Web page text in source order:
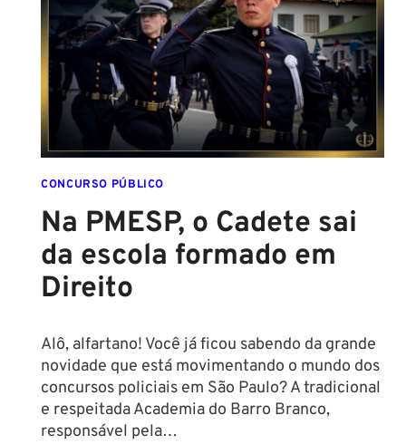
AS
NOVAS
REGRAS!
ALTURA
MÍNIMA
PARA
CONCURSO
POLICIAL:
CONCURSO PÚBLICO
Na PMESP, o Cadete sai
da escola formado em
Direito
Alô, alfartano! Você já ficou sabendo da grande
novidade que está movimentando o mundo dos
concursos policiais em São Paulo? A tradicional
e respeitada Academia do Barro Branco,
responsável pela…